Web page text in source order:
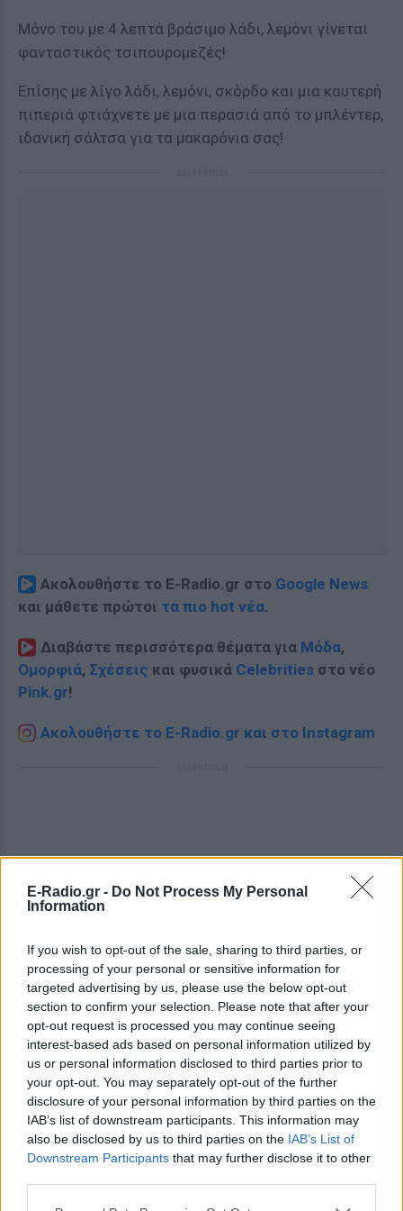
E-Radio.gr - Do Not Process My Personal
Information
If you wish to opt-out of the sale, sharing to third parties, or
processing of your personal or sensitive information for
targeted advertising by us, please use the below opt-out
section to confirm your selection. Please note that after your
opt-out request is processed you may continue seeing
interest-based ads based on personal information utilized by
us or personal information disclosed to third parties prior to
your opt-out. You may separately opt-out of the further
disclosure of your personal information by third parties on the
IAB’s list of downstream participants. This information may
also be disclosed by us to third parties on the IAB’s List of
Downstream Participants that may further disclose it to other
Μόνο του με 4 λεπτά βράσιμο λάδι, λεμόνι γίνεται
φανταστικός τσιπουρομεζές!
Επίσης με λίγο λάδι, λεμόνι, σκόρδο και μια καυτερή
πιπεριά φτιάχνετε με μια περασιά από το μπλέντερ,
ιδανική σάλτσα για τα μακαρόνια σας!
Ακολουθήστε το E-Radio.gr στο Google News
και μάθετε πρώτοι τα πιο hot νέα.
Διαβάστε περισσότερα θέματα για Μόδα,
Ομορφιά, Σχέσεις και φυσικά Celebrities στο νέο
Pink.gr!
Ακολουθήστε το E-Radio.gr και στο Instagram
ΔΕΙΤΕ ΕΠΙΣΗΣ